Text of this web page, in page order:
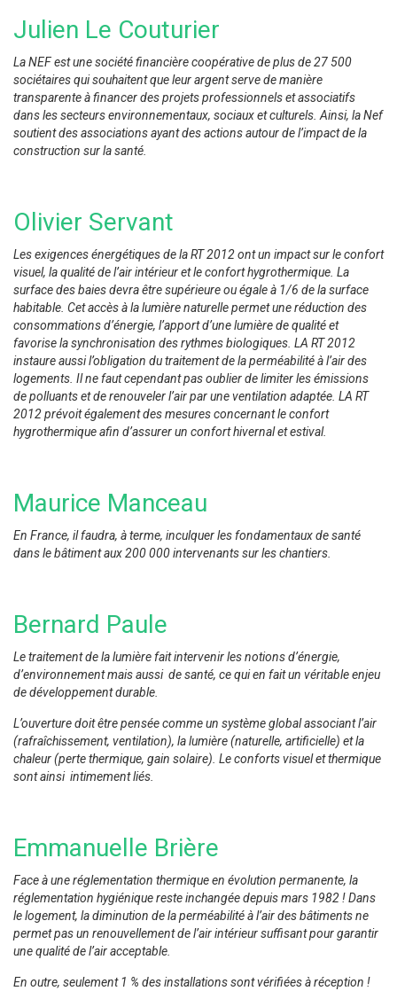
Julien Le Couturier
La NEF est une société financière coopérative de plus de 27 500
sociétaires qui souhaitent que leur argent serve de manière
transparente à financer des projets professionnels et associatifs
dans les secteurs environnementaux, sociaux et culturels. Ainsi, la Nef
soutient des associations ayant des actions autour de l’impact de la
construction sur la santé.
Olivier Servant
Les exigences énergétiques de la RT 2012 ont un impact sur le confort
visuel, la qualité de l’air intérieur et le confort hygrothermique. La
surface des baies devra être supérieure ou égale à 1/6 de la surface
habitable. Cet accès à la lumière naturelle permet une réduction des
consommations d’énergie, l’apport d’une lumière de qualité et
favorise la synchronisation des rythmes biologiques. LA RT 2012
instaure aussi l’obligation du traitement de la perméabilité à l’air des
logements. Il ne faut cependant pas oublier de limiter les émissions
de polluants et de renouveler l’air par une ventilation adaptée. LA RT
2012 prévoit également des mesures concernant le confort
hygrothermique afin d’assurer un confort hivernal et estival.
Maurice Manceau
En France, il faudra, à terme, inculquer les fondamentaux de santé
dans le bâtiment aux 200 000 intervenants sur les chantiers.
Bernard Paule
Le traitement de la lumière fait intervenir les notions d’énergie,
d’environnement mais aussi de santé, ce qui en fait un véritable enjeu
de développement durable.
L’ouverture doit être pensée comme un système global associant l’air
(rafraîchissement, ventilation), la lumière (naturelle, artificielle) et la
chaleur (perte thermique, gain solaire). Le conforts visuel et thermique
sont ainsi intimement liés.
Emmanuelle Brière
Face à une réglementation thermique en évolution permanente, la
réglementation hygiénique reste inchangée depuis mars 1982 ! Dans
le logement, la diminution de la perméabilité à l’air des bâtiments ne
permet pas un renouvellement de l’air intérieur suffisant pour garantir
une qualité de l’air acceptable.
En outre, seulement 1 % des installations sont vérifiées à réception !